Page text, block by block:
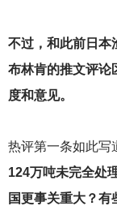
不过，和此前日本
布林肯的推文评论
度和意见。
热评第一条如此写
124万吨未完全处
国更事关重大？